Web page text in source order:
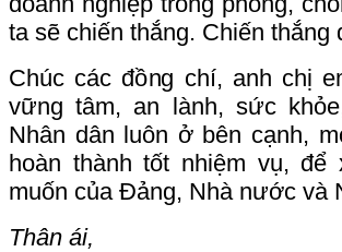
ta sẽ chiến thắng. Chiến thắng
Chúc các đồng chí, anh chị
vững tâm, an lành, sức
Nhân dân luôn ở bên cạnh,
hoàn thành tốt nhiệm vụ,
muốn của Đảng, Nhà nước và
Thân ái,